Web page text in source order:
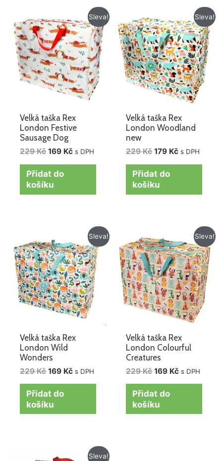
Sleva!
Velká taška Rex
London Festive
Sausage Dog
229Kč
cena
byla:
229 Kč.
169 Kč
Aktuální
cena
je:
169 Kč.
s DPH
Přidat do
košíku
Sleva!
Velká taška Rex
London Woodland
new
229Kč
cena
byla:
229 Kč.
179 Kč
Aktuální
cena
je:
179 Kč.
s DPH
Přidat do
košíku
Sleva!
Velká taška Rex
London Wild
Wonders
229Kč
cena
byla:
229 Kč.
169 Kč
Aktuální
cena
je:
169 Kč.
s DPH
Přidat do
košíku
Sleva!
Velká taška Rex
London Colourful
Creatures
229Kč
cena
byla:
229 Kč.
169 Kč
Aktuální
cena
je:
169 Kč.
s DPH
Přidat do
košíku
Sleva!
Aktuální